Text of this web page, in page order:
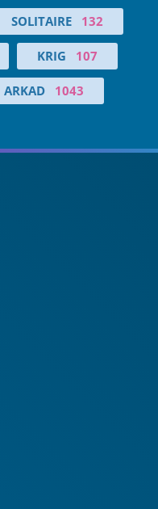
SOLITAIRE 132
KRIG 107
ARKAD 1043